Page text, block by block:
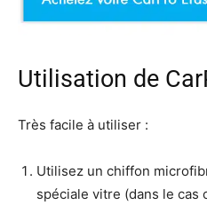
Utilisation de
Très facile à utiliser :
Utilisez un chiffon
spéciale vitre (dans le